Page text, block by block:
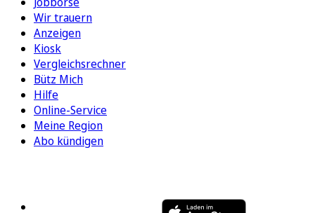
Wir trauern
Anzeigen
Kiosk
Vergleichsrechner
Bütz Mich
Hilfe
Online-Service
Meine Region
Abo kündigen